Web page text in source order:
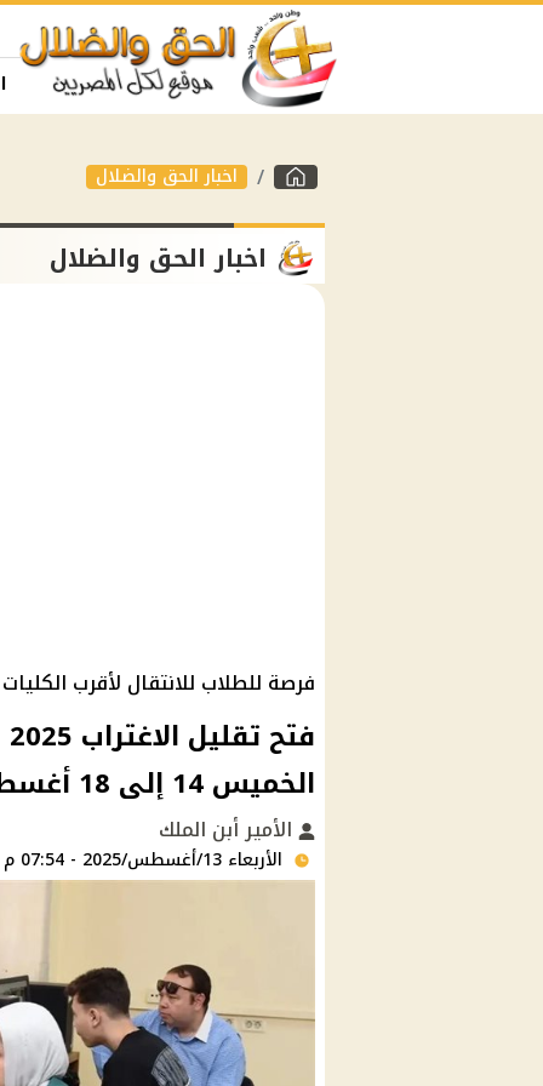
اخبار الحق والضلال
اخبار الحق والضلال
فرصة للطلاب للانتقال لأقرب
الخميس 14 إلى 18 أغسطس إلكترونيًا
الأمير أبن الملك
الأربعاء 13/أغسطس/2025 - 07:54 م